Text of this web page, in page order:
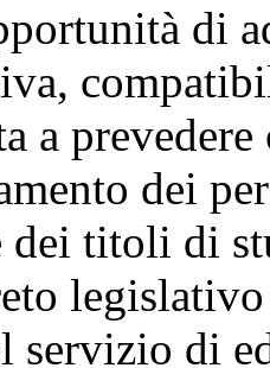
di
a
dei
dei titoli di
servizio di